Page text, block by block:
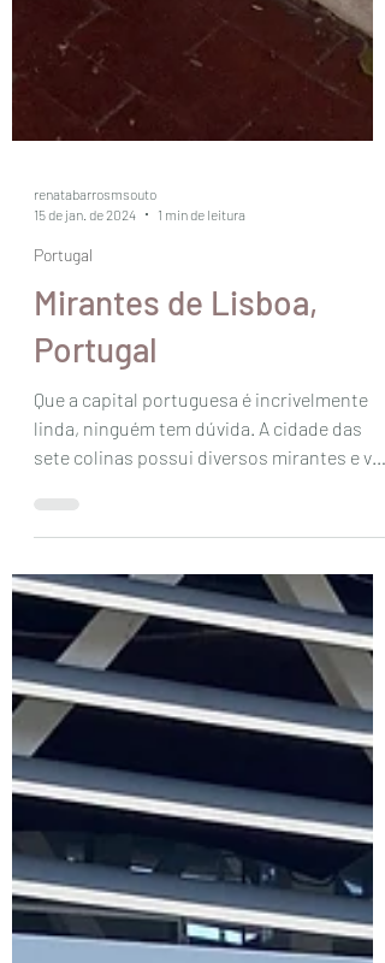
renatabarrosmsouto
15 de jan. de 2024
Portugal
Mirantes de Lisboa,
Portugal
linda, ninguém tem dúvida. A cidade das
sete colinas possui diversos mirantes e ver
a cidade do...